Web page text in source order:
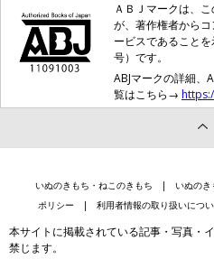
ＡＢＪマークは、
が、著作権者から
ービスであること
号）です。
ABJマークの詳細、
覧はこちら→
いぬのきもち・ねこのきもち いぬのき
ポリシー
利用者情報の取り扱いにつ
本サイトに掲載されている記事・写真・
禁じます。